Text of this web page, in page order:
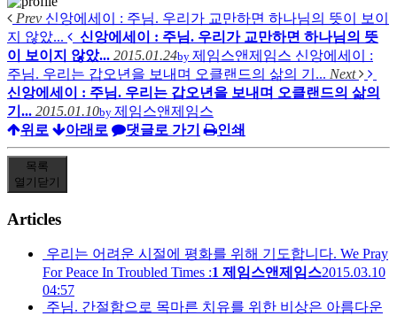
Prev 신앙에세이 : 주님. 우리가 교만하면 하나님의 뜻이 보이
지 않았...
신앙에세이 : 주님. 우리가 교만하면 하나님의 뜻
이 보이지 않았... 2015.01.24by 제임스앤제임스 신앙에세이 :
주님. 우리는 갑오년을 보내며 오클랜드의 삶의 기... Next
신앙에세이 : 주님. 우리는 갑오년을 보내며 오클랜드의 삶의
기... 2015.01.10by 제임스앤제임스
위로
아래로 댓글로 가기 인쇄
목록
열기 닫기
Articles
우리는 어려운 시절에 평화를 위해 기도합니다. We Pray
For Peace In Troubled Times :1 제임스앤제임스2015.03.10
04:57
주님. 간절함으로 목마른 치유를 위한 비상은 아름다운